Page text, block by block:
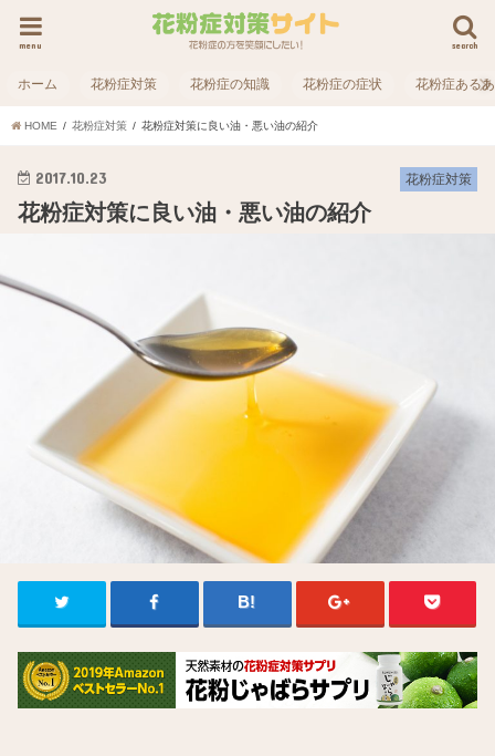
search
menu
ホーム 花粉症対策 花粉症の知識 花粉症の症状 花粉症ある
HOME 花粉症対策 花粉症対策に良い油・悪い油の紹介
花粉症対策
2017.10.23
花粉症対策に良い油・悪い油の紹介